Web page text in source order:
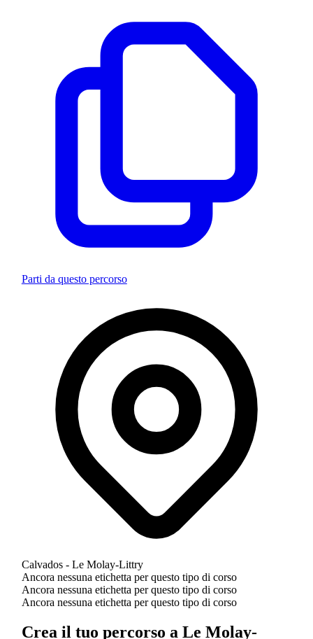
Parti da questo percorso
Calvados - Le Molay-Littry
Ancora nessuna etichetta per questo tipo di corso
Ancora nessuna etichetta per questo tipo di corso
Ancora nessuna etichetta per questo tipo di corso
Crea il tuo percorso a Le Molay-